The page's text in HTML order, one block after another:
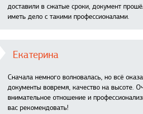
доставили в сжатые сроки, документ
иметь дело с такими профессионалами.
Екатерина
Сначала немного волновалась, но всё
документы вовремя, качество на высоте.
внимательное отношение и
вас рекомендовать!